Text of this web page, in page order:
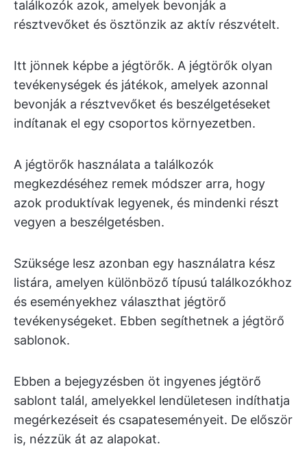
találkozók azok, amelyek bevonják a
résztvevőket és ösztönzik az aktív részvételt.
Itt jönnek képbe a jégtörők. A jégtörők olyan
tevékenységek és játékok, amelyek azonnal
bevonják a résztvevőket és beszélgetéseket
indítanak el egy csoportos környezetben.
A jégtörők használata a találkozók
megkezdéséhez remek módszer arra, hogy
azok produktívak legyenek, és mindenki részt
vegyen a beszélgetésben.
Szüksége lesz azonban egy használatra kész
listára, amelyen különböző típusú találkozókhoz
és eseményekhez választhat jégtörő
tevékenységeket. Ebben segíthetnek a jégtörő
sablonok.
Ebben a bejegyzésben öt ingyenes jégtörő
sablont talál, amelyekkel lendületesen indíthatja
megérkezéseit és csapateseményeit. De először
is, nézzük át az alapokat.